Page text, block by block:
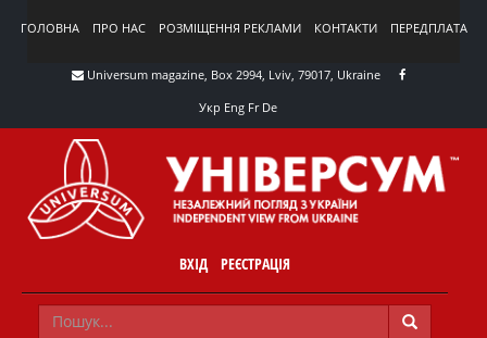
ГОЛОВНА ПРО НАС РОЗМІЩЕННЯ РЕКЛАМИ КОНТАКТИ ПЕРЕДПЛАТА
Universum magazine, Box 2994, Lviv, 79017, Ukraine
Укр Eng Fr De
ВХІД РЕЄСТРАЦІЯ